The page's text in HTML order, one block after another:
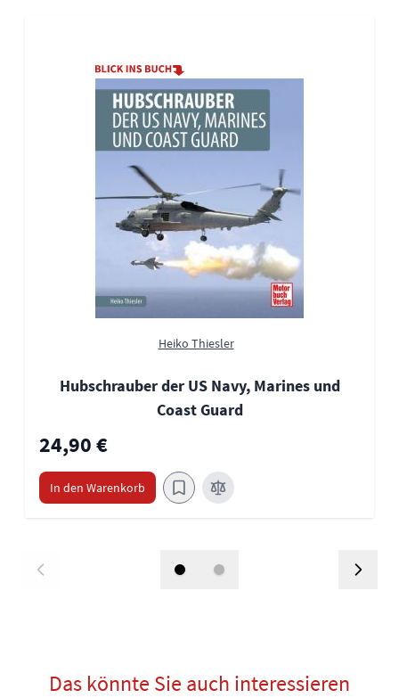
Heiko Thiesler
Hubschrauber der US Navy, Marines und
Coast Guard
24,90 €
In den Warenkorb
Das könnte Sie auch interessieren